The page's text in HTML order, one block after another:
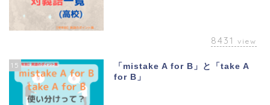
8431 view
15
「mistake A for B」と「take A
for B」